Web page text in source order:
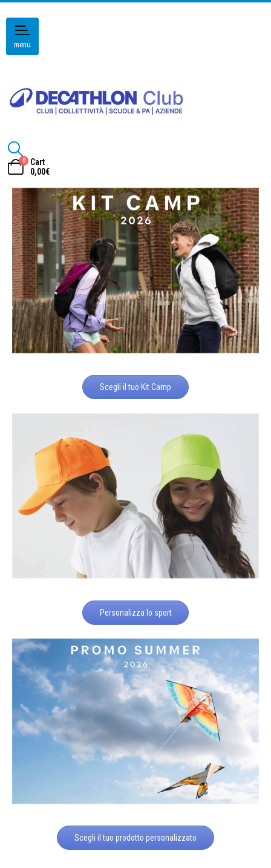
menu
0
Cart
0,00€
Scegli il tuo Kit Camp
Personalizza lo sport
Scegli il tuo prodotto personalizzato